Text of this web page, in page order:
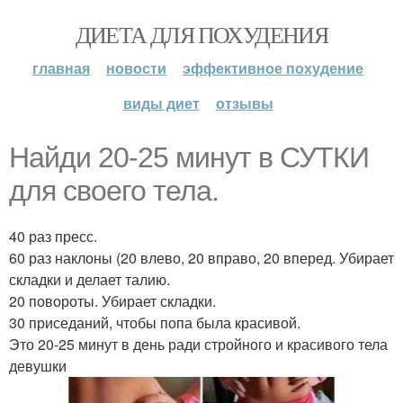
ДИЕТА ДЛЯ ПОХУДЕНИЯ
главная новости
эффективное похудение
виды диет
отзывы
Найди 20-25 минут в СУТКИ
для своего тела.
40 раз пресс.
60 раз наклоны (20 влево, 20 вправо, 20 вперед. Убирает
складки и делает талию.
20 повороты. Убирает складки.
30 приседаний, чтобы попа была красивой.
Это 20-25 минут в день ради стройного и красивого тела
девушки